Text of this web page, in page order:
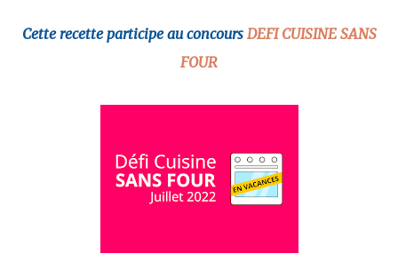
Cette recette participe au concours DEFI CUISINE SANS
FOUR